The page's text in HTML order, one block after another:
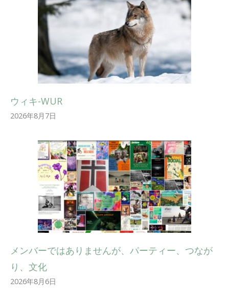
ウィキ-WUR
2026年8月7日
メンバーではありませんが、パーティー、つなが
り、文化
2026年8月6日